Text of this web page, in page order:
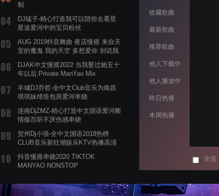
制
DJ猛子-精心打造我可以陪你去看星
星送爱河中的宝贝粉丝
AUG 2019抖音舞曲 夜店慢摇 来自天
堂的魔鬼 我的天空 多想爱你 别说我
DJAK中文慢摇2022 当我娶过她五十
年以后,Private ManYao Mix
丰城DJ乔哲-全中文Club音乐为南昌
琪琪妹缔造包房爱河串烧
连南DjZMZ-精心打造中文国语爱河断
情殇百听不厌伤感串烧
贺州Dj小强-全中文国语2018热榜
CLUB音乐新狂潮娱乐KTV热播高清
抖音慢摇串烧2020 TIKTOK
MANYAO NONSTOP
蝉爸爸妈妈爱存在夏天的风是想你的
声音啊
收藏歌曲
最新歌曲
推荐歌曲
他人下载中
他人播放中
昨日热播
本周热播
全选